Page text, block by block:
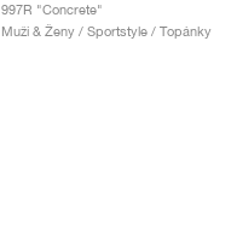
997R "Concrete"
Muži & Ženy / Sportstyle / Topánky